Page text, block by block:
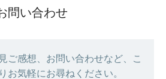
問い合わせ
ご感想、お問い合わせなど、こ
お気軽にお尋ねください。